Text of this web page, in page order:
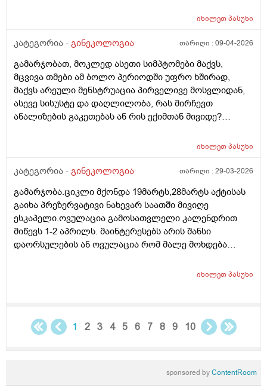
იხილეთპასუხი
კატეგორია - გინეკოლოგია თარიღი :09-04-2026
გამარჯობათ, მოკლედ ასეთი სიმპტომები მაქვს,
მცვივა თმები ამ ბოლო პერიოდში უფრო ხშირად,
მაქვს არეული მენსტრუაცია პირველივე მოსვლიდან,
ასევე სისუსტე და დაღლილობა, რას მირჩევთ
ანალიზების გაკეთებას ან რის ექიმთან მივიდე?
იხილეთპასუხი
კატეგორია - გინეკოლოგია თარიღი :29-03-2026
გამარჯობა.ციკლი მქონდა 19მარტს,28მარტს აქტისას
გაიხა პრეზერვატივი ნახევარ საათში მივიღე
ესკაპელი.ოვულაცია გამოსათვლელი კალენდრით
მიწევს 1-2 აპრილს. მაინტერესებს არის შანსი
დაორსულების ან ოვულაცია რომ მალე მოხდება
კვებაზე მყავს ბავშვი ხშირდ ვერ ვთავაზობ და იქნებ
იხილეთპასუხი
1 2 3 4 5 6 7 8 9 10
sponsored byContentRoom